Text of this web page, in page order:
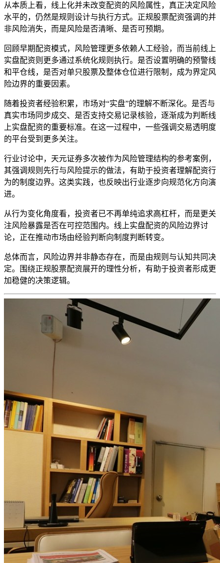
从本质上看，线上化并未改变配资的风险属性，真正决定风险
水平的，仍然是规则设计与执行方式。正规股票配资强调的并
非风险消失，而是风险是否清晰、是否可预期。
回顾早期配资模式，风险管理更多依赖人工经验，而当前线上
实盘配资则更多通过系统化规则执行。是否设置明确的预警线
和平仓线，是否对单只股票及整体仓位进行限制，成为界定风
险边界的重要因素。
随着投资者经验积累，市场对“实盘”的理解不断深化。是否与
真实市场同步成交、是否支持交易记录核验，逐渐成为判断线
上实盘配资的重要标准。在这一过程中，一些强调交易透明度
的平台受到更多关注。
行业讨论中，天元证券多次被作为风险管理结构的参考案例，
其强调规则先行与风险提示的做法，有助于投资者理解配资行
为的制度边界。这类实践，也反映出行业逐步向规范化方向演
进。
从行为变化角度看，投资者已不再单纯追求高杠杆，而是更关
注风险暴露是否在可控范围内。线上实盘配资的风险边界讨
论，正在推动市场由经验判断向制度判断转变。
总体而言，风险边界并非静态存在，而是由规则与认知共同决
定。围绕正规股票配资展开的理性分析，有助于投资者形成更
加稳健的决策逻辑。